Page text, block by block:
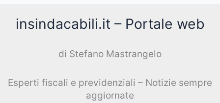
insindacabili.it – Portale web
di Stefano Mastrangelo
Esperti fiscali e previdenziali – Notizie sempre
aggiornate